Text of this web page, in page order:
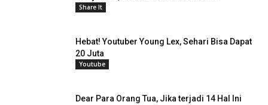
Share It
Hebat! Youtuber Young Lex, Sehari Bisa Dapat
20 Juta
Youtube
Dear Para Orang Tua, Jika terjadi 14 Hal Ini